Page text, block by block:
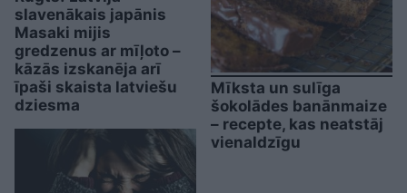
slavenākais japānis
Masaki mijis
gredzenus ar mīļoto –
kāzās izskanēja arī
īpaši skaista latviešu
dziesma
Mīksta un sulīga
šokolādes banānmaize
– recepte, kas neatstāj
vienaldzīgu